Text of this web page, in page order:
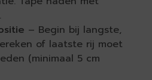
– Begin bij langste,
of laatste rij moet
(minimaal 5 cm